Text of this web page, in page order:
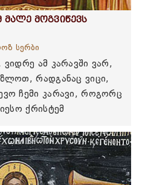
მალე მოგვიწევს
სერბი
ამ კარავში ვარ,
რადგანაც ვიცი,
ჩემი კარავი, როგორც
ქრისტემ